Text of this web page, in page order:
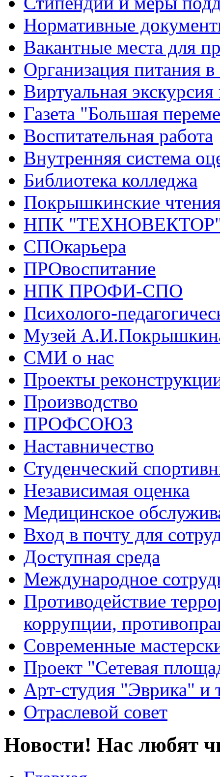
Нормативные
Вакантные места для
Организация питания в
Виртуальная
Газета "Большая
Воспитательная работа
Внутренняя система
Библиотека колледжа
Покрышкинские
НПК
СПОкарьера
ПРОвоспитание
НПК ПРОФИ-СПО
Психолого-
Музей
СМИ о нас
Проекты
Производство
ПРОФСОЮЗ
Наставничество
Студенческий
Независимая оценка
Медицинское
Вход в почту для
Доступная среда
Международное
Противодействие
коррупции,
Современные
Проект "Сетевая
Арт-студия "Эврика" и
Отраслевой совет
Новости! Нас любят